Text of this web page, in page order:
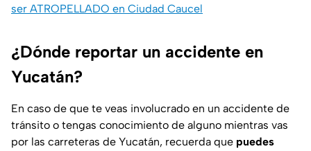
ser ATROPELLADO en Ciudad Caucel
¿Dónde reportar un accidente en
Yucatán?
En caso de que te veas involucrado en un accidente de
tránsito o tengas conocimiento de alguno mientras vas
por las carreteras de Yucatán, recuerda que puedes